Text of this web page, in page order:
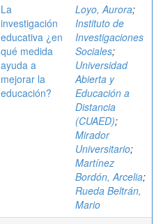
La
investigación
educativa ¿en
qué medida
ayuda a
mejorar la
educación?
Loyo, Aurora;
Instituto de
Investigaciones
Sociales;
Universidad
Abierta y
Educación a
Distancia
(CUAED);
Mirador
Universitario;
Martínez
Bordón, Arcelia;
Rueda Beltrán,
Mario